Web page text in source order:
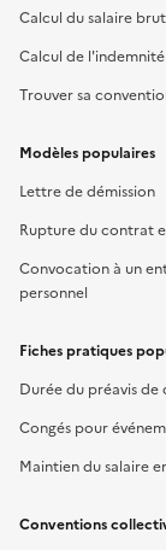
Calcul du salaire
Calcul de
Trouver sa
Modèles populaires
Lettre de démission
Rupture du contrat
Convocation à un
personnel
Fiches pratiques
Durée du préavis de
Congés pour
Maintien du salaire
Conventions